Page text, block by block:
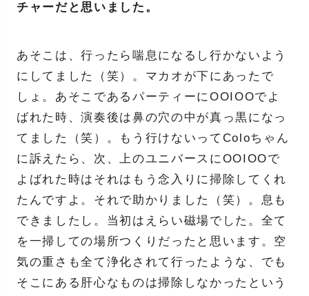
チャーだと思いました。
あそこは、行ったら喘息になるし行かないよう
にしてました（笑）。マカオが下にあったで
しょ。あそこであるパーティーにOOIOOでよ
ばれた時、演奏後は鼻の穴の中が真っ黒になっ
てました（笑）。もう行けないってColoちゃん
に訴えたら、次、上のユニバースにOOIOOで
よばれた時はそれはもう念入りに掃除してくれ
たんですよ。それで助かりました（笑）。息も
できましたし。当初はえらい磁場でした。全て
を一掃しての場所つくりだったと思います。空
気の重さも全て浄化されて行ったような、でも
そこにある肝心なものは掃除しなかったという